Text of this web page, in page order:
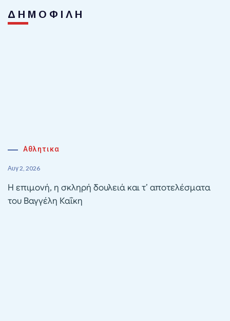
ΔΗΜΟΦΙΛΗ
Αθλητικα
Αυγ 2, 2026
Η επιμονή, η σκληρή δουλειά και τ’ αποτελέσματα
του Βαγγέλη Καΐκη